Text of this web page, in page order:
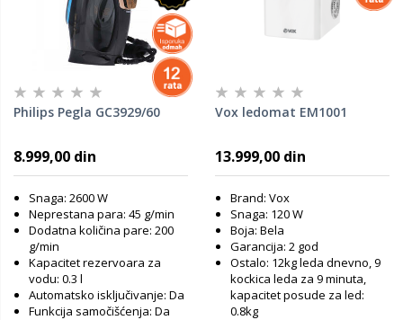
Philips Pegla GC3929/60
8.999,00 din
Snaga: 2600 W
Neprestana para: 45 g/min
Dodatna količina pare: 200
g/min
Kapacitet rezervoara za
vodu: 0.3 l
Automatsko isključivanje: Da
Funkcija samočišćenja: Da
Vox ledomat EM1001
13.999,00 din
Brand: Vox
Snaga: 120 W
Boja: Bela
Garancija: 2 god
Ostalo: 12kg leda dnevno, 9
kockica leda za 9 minuta,
kapacitet posude za led:
0.8kg